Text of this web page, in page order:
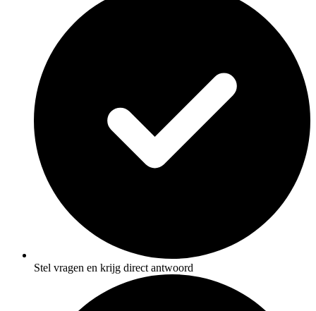
Stel vragen en krijg direct antwoord